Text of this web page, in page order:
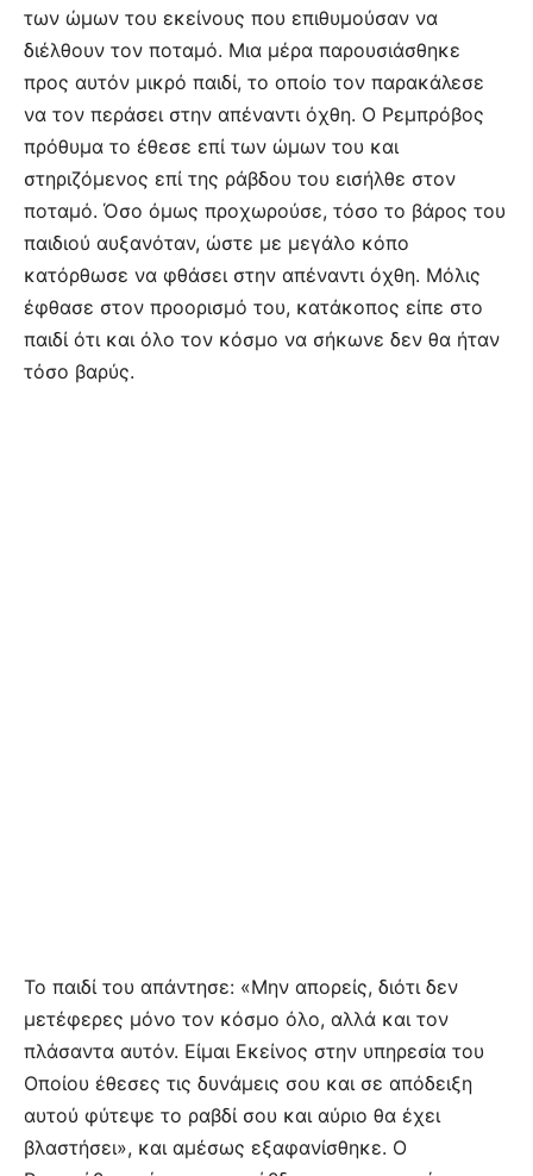
των ώμων του εκείνους που επιθυμούσαν να
διέλθουν τον ποταμό. Μια μέρα παρουσιάσθηκε
προς αυτόν μικρό παιδί, το οποίο τον παρακάλεσε
να τον περάσει στην απέναντι όχθη. Ο Ρεμπρόβος
πρόθυμα το έθεσε επί των ώμων του και
στηριζόμενος επί της ράβδου του εισήλθε στον
ποταμό. Όσο όμως προχωρούσε, τόσο το βάρος του
παιδιού αυξανόταν, ώστε με μεγάλο κόπο
κατόρθωσε να φθάσει στην απέναντι όχθη. Μόλις
έφθασε στον προορισμό του, κατάκοπος είπε στο
παιδί ότι και όλο τον κόσμο να σήκωνε δεν θα ήταν
τόσο βαρύς.
Το παιδί του απάντησε: «Μην απορείς, διότι δεν
μετέφερες μόνο τον κόσμο όλο, αλλά και τον
πλάσαντα αυτόν. Είμαι Εκείνος στην υπηρεσία του
Οποίου έθεσες τις δυνάμεις σου και σε απόδειξη
αυτού φύτεψε το ραβδί σου και αύριο θα έχει
βλαστήσει», και αμέσως εξαφανίσθηκε. Ο